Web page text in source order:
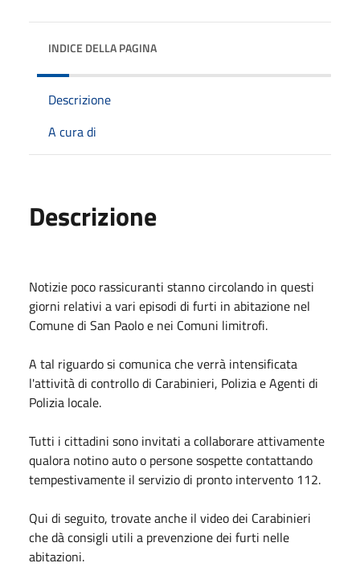
INDICE DELLA PAGINA
Descrizione
A cura di
Descrizione
Notizie poco rassicuranti stanno circolando in questi
giorni relativi a vari episodi di furti in abitazione nel
Comune di San Paolo e nei Comuni limitrofi.
A tal riguardo si comunica che verrà intensificata
l'attività di controllo di Carabinieri, Polizia e Agenti di
Polizia locale.
Tutti i cittadini sono invitati a collaborare attivamente
qualora notino auto o persone sospette contattando
tempestivamente il servizio di pronto intervento 112.
Qui di seguito, trovate anche il video dei Carabinieri
che dà consigli utili a prevenzione dei furti nelle
abitazioni.